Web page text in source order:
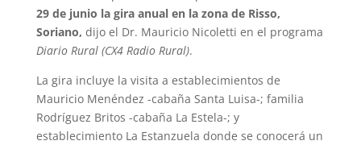
29 de junio la gira anual en la zona de Risso,
Soriano, dijo el Dr. Mauricio Nicoletti en el programa
Diario Rural (CX4 Radio Rural).
La gira incluye la visita a establecimientos de
Mauricio Menéndez -cabaña Santa Luisa-; familia
Rodríguez Britos -cabaña La Estela-; y
establecimiento La Estanzuela donde se conocerá un